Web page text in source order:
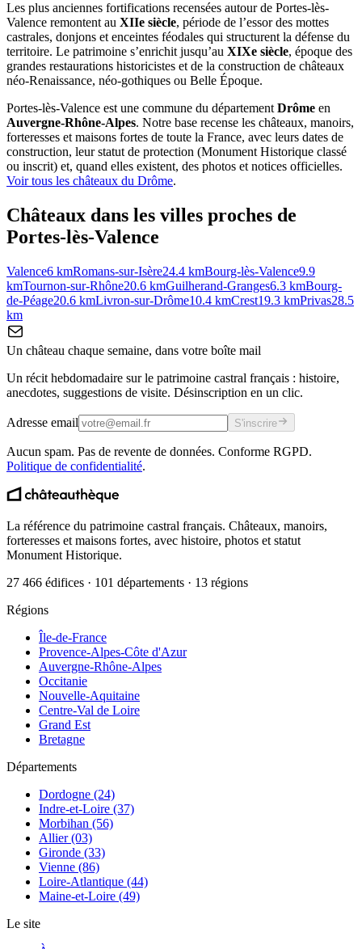
Les plus anciennes fortifications recensées autour de Portes-lès-
Valence remontent au XIIe siècle, période de l’essor des mottes
castrales, donjons et enceintes féodales qui structurent la défense du
territoire. Le patrimoine s’enrichit jusqu’au XIXe siècle, époque des
grandes restaurations historicistes et de la construction de châteaux
néo-Renaissance, néo-gothiques ou Belle Époque.
Portes-lès-Valence est une commune du départementDrôme en
Auvergne-Rhône-Alpes. Notre base recense les châteaux, manoirs,
forteresses et maisons fortes de toute la France, avec leurs dates de
construction, leur statut de protection (Monument Historique classé
ou inscrit) et, quand elles existent, des photos et notices officielles.
Voir tous les châteaux du Drôme.
Châteaux dans les villes proches de
Portes-lès-Valence
Valence6 kmRomans-sur-Isère24.4 kmBourg-lès-Valence9.9
kmTournon-sur-Rhône20.6 kmGuilherand-Granges6.3 kmBourg-
de-Péage20.6 kmLivron-sur-Drôme10.4 kmCrest19.3 kmPrivas28.5
km
Un château chaque semaine, dans votre boîte mail
Un récit hebdomadaire sur le patrimoine castral français : histoire,
anecdotes, suggestions de visite. Désinscription en un clic.
Adresse email S'inscrire
Aucun spam. Pas de revente de données. Conforme RGPD.
Politique de confidentialité.
La référence du patrimoine castral français. Châteaux, manoirs,
forteresses et maisons fortes, avec histoire, photos et statut
Monument Historique.
27 466 édifices · 101 départements · 13 régions
Régions
Île-de-France
Provence-Alpes-Côte d'Azur
Auvergne-Rhône-Alpes
Occitanie
Nouvelle-Aquitaine
Centre-Val de Loire
Grand Est
Bretagne
Départements
Dordogne (24)
Indre-et-Loire (37)
Morbihan (56)
Allier (03)
Gironde (33)
Vienne (86)
Loire-Atlantique (44)
Maine-et-Loire (49)
Le site